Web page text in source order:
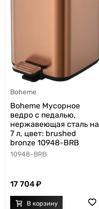
Boheme
Boheme Мусорное
ведро с педалью,
нержавеющая сталь на
7 л, цвет: brushed
bronze 10948-BRB
10948-BRB
17 704